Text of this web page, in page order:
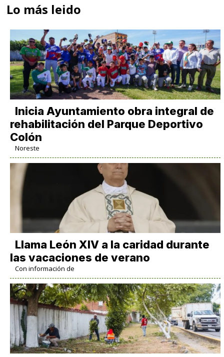
Lo más leido
Inicia Ayuntamiento obra integral de
rehabilitación del Parque Deportivo
Colón
Noreste
Llama León XIV a la caridad durante
las vacaciones de verano
Con información de